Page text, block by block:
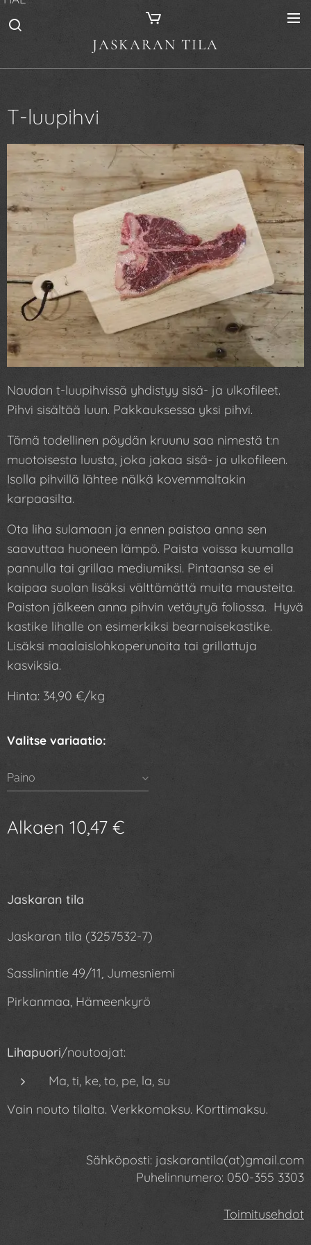
JASKARAN TILA
T-luupihvi
Naudan t-luupihvissä yhdistyy sisä- ja ulkofileet.
Pihvi sisältää luun. Pakkauksessa yksi pihvi.
Tämä todellinen pöydän kruunu saa nimestä t:n
muotoisesta luusta, joka jakaa sisä- ja ulkofileen.
Isolla pihvillä lähtee nälkä kovemmaltakin
karpaasilta.
Ota liha sulamaan ja ennen paistoa anna sen
saavuttaa huoneen lämpö. Paista voissa kuumalla
pannulla tai grillaa mediumiksi. Pintaansa se ei
kaipaa suolan lisäksi välttämättä muita mausteita.
Paiston jälkeen anna pihvin vetäytyä foliossa. Hyvä
kastike lihalle on esimerkiksi bearnaisekastike.
Lisäksi maalaislohkoperunoita tai grillattuja
kasviksia.
Hinta: 34,90 €/kg
Valitse variaatio:
Paino
Alkaen 10,47 €
Jaskaran tila
Jaskaran tila (3257532-7)
Sasslinintie 49/11, Jumesniemi
Pirkanmaa, Hämeenkyrö
Lihapuori/noutoajat:
Ma, ti, ke, to, pe, la, su
Vain nouto tilalta. Verkkomaksu. Korttimaksu.
Sähköposti: jaskarantila(at)gmail.com
Puhelinnumero: 050-355 3303
Toimitusehdot